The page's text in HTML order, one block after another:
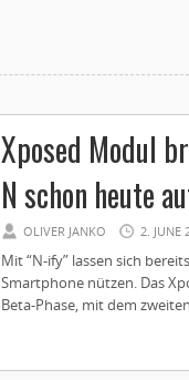
Xposed Modul
N schon heute
OLIVER JANKO 2. JUNE
Mit “N-ify” lassen sich
Smartphone nützen. Das
Beta-Phase, mit dem